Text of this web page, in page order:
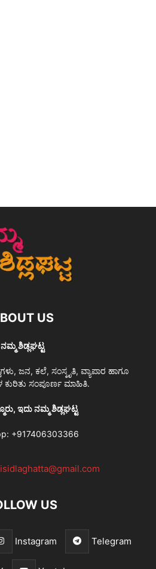
US
ನಮ್ಮ ಶಿಡ್ಲಘಟ್ಟ
ಜನ, ಕಲೆ, ಸಂಸ್ಕೃತಿ, ವ್ಯಾಪಾರ ಹಾಗೂ
ಕುರಿತು ಸಂಪೂರ್ಣ ಮಾಹಿತಿ.
ಇದು ನಮ್ಮ ಶಿಡ್ಲಘಟ್ಟ
+917406303366
US
Instagram Telegram